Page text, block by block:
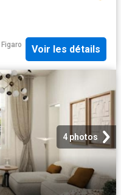
Figaro
Voir les détails
4 photos